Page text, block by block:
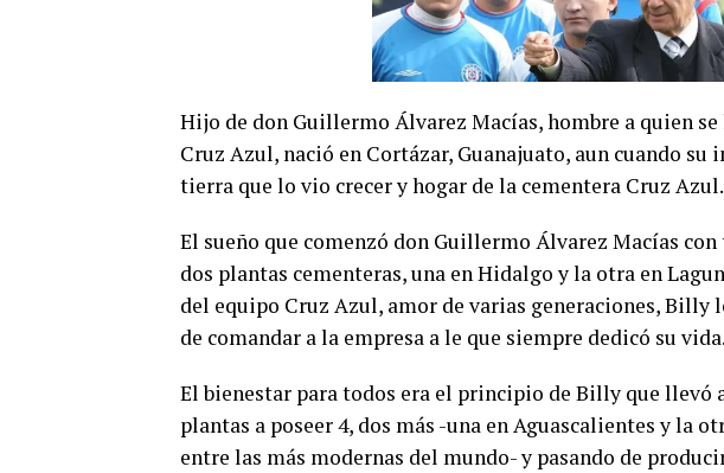
Hijo de don Guillermo Álvarez Macías, hombre a quien
Cruz Azul, nació en Cortázar, Guanajuato, aun cuando su
tierra que lo vio crecer y hogar de la cementera Cruz Azul.
El sueño que comenzó don Guillermo Álvarez Macías
dos plantas cementeras, una en Hidalgo y la otra en
del equipo Cruz Azul, amor de varias generaciones, Billy
de comandar a la empresa a le que siempre dedicó su vida.
El bienestar para todos era el principio de Billy que llevó
plantas a poseer 4, dos más -una en Aguascalientes y la
entre las más modernas del mundo- y pasando de